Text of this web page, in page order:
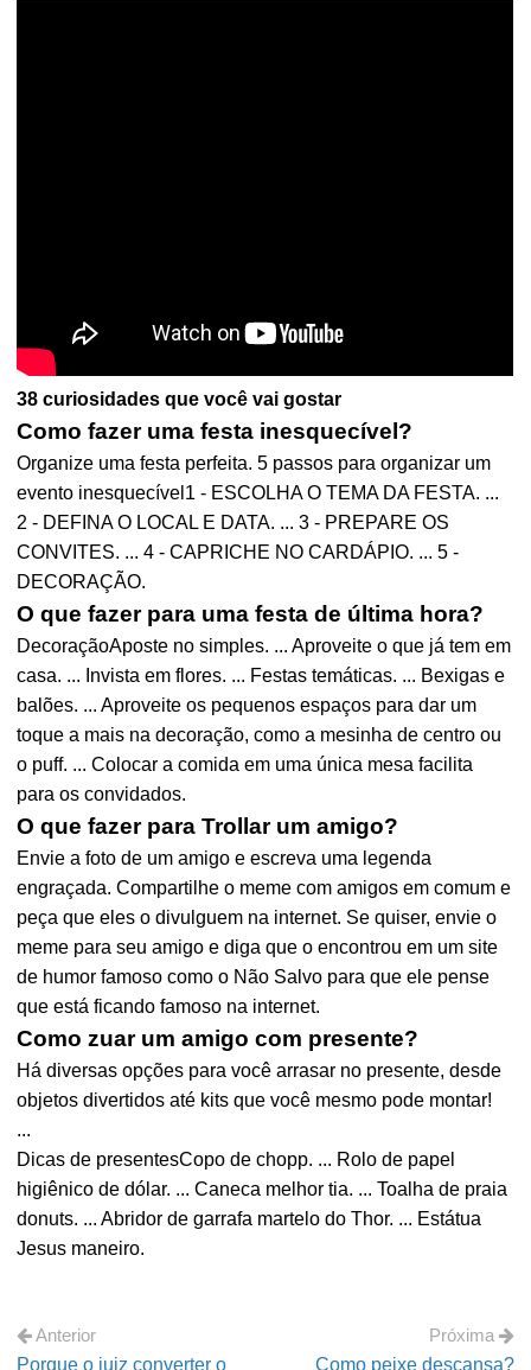
38 curiosidades que você vai gostar
Como fazer uma festa inesquecível?
Organize uma festa perfeita. 5 passos para organizar um
evento inesquecível1 - ESCOLHA O TEMA DA FESTA. ...
2 - DEFINA O LOCAL E DATA. ... 3 - PREPARE OS
CONVITES. ... 4 - CAPRICHE NO CARDÁPIO. ... 5 -
DECORAÇÃO.
O que fazer para uma festa de última hora?
DecoraçãoAposte no simples. ... Aproveite o que já tem em
casa. ... Invista em flores. ... Festas temáticas. ... Bexigas e
balões. ... Aproveite os pequenos espaços para dar um
toque a mais na decoração, como a mesinha de centro ou
o puff. ... Colocar a comida em uma única mesa facilita
para os convidados.
O que fazer para Trollar um amigo?
Envie a foto de um amigo e escreva uma legenda
engraçada. Compartilhe o meme com amigos em comum e
peça que eles o divulguem na internet. Se quiser, envie o
meme para seu amigo e diga que o encontrou em um site
de humor famoso como o Não Salvo para que ele pense
que está ficando famoso na internet.
Como zuar um amigo com presente?
Há diversas opções para você arrasar no presente, desde
objetos divertidos até kits que você mesmo pode montar!
...
Dicas de presentesCopo de chopp. ... Rolo de papel
higiênico de dólar. ... Caneca melhor tia. ... Toalha de praia
donuts. ... Abridor de garrafa martelo do Thor. ... Estátua
Jesus maneiro.
Anterior
Porque o juiz converter o
Próxima
Como peixe descansa?